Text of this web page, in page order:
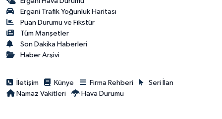
Ergani Trafik Yoğunluk Haritası
Puan Durumu ve Fikstür
Tüm Manşetler
Son Dakika Haberleri
Haber Arşivi
İletişim Künye Firma Rehberi
Seri İlan
Namaz Vakitleri
Hava Durumu